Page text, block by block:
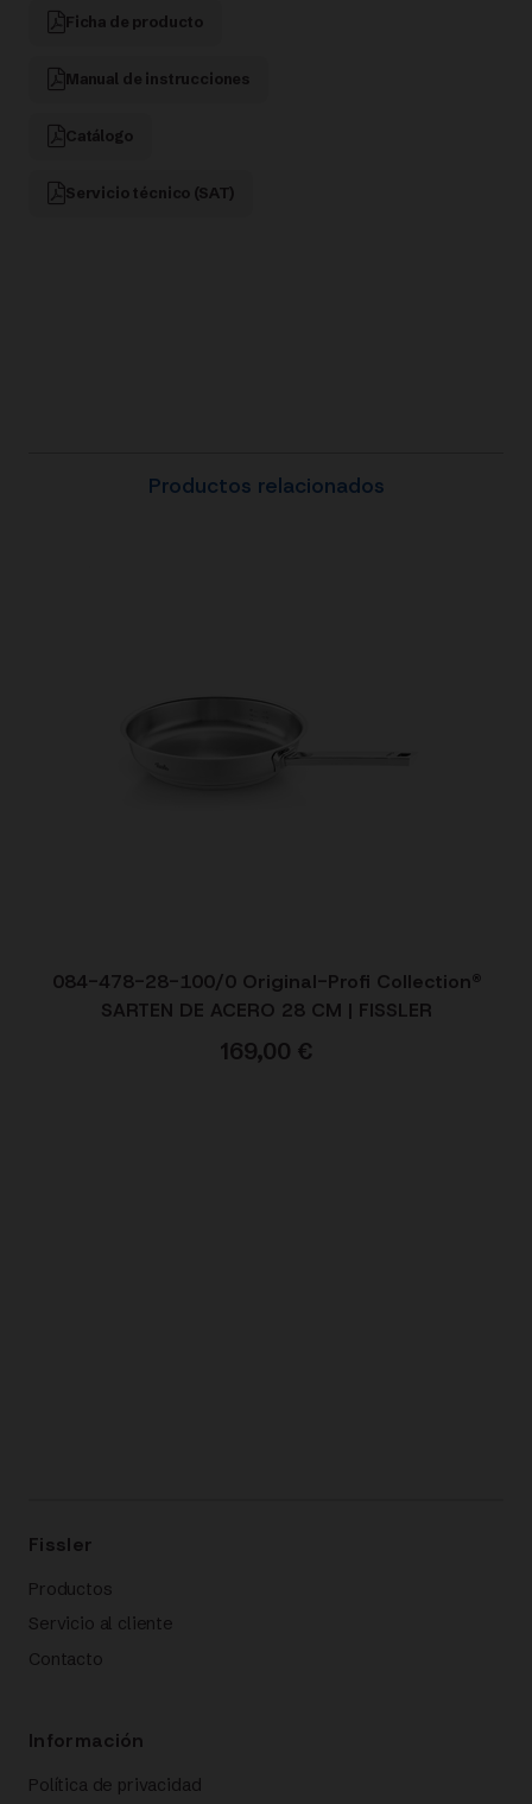
Ficha de producto
Manual de instrucciones
Catálogo
Servicio técnico (SAT)
Productos relacionados
084-478-28-100/0 Original-Profi Collection®
SARTEN DE ACERO 28 CM | FISSLER
169,00 €
Fissler
Productos
Servicio al cliente
Contacto
Información
Política de privacidad